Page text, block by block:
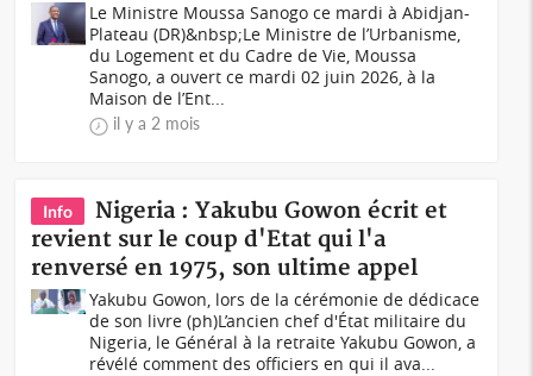
Le Ministre Moussa Sanogo ce mardi à Abidjan-
Plateau (DR)&nbsp;Le Ministre de l’Urbanisme,
du Logement et du Cadre de Vie, Moussa
Sanogo, a ouvert ce mardi 02 juin 2026, à la
Maison de l’Ent...
il y a 2 mois
Info
Nigeria : Yakubu Gowon écrit et
revient sur le coup d'Etat qui l'a
renversé en 1975, son ultime appel
Yakubu Gowon, lors de la cérémonie de dédicace
de son livre (ph)L’ancien chef d'État militaire du
Nigeria, le Général à la retraite Yakubu Gowon, a
révélé comment des officiers en qui il ava...